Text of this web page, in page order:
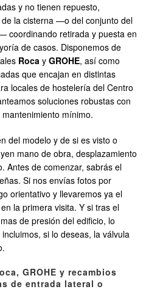
y no tienen repuesto,
la cisterna —o del conjunto del
coordinando retirada y puesta en
de casos. Disponemos de
Roca y GROHE, así como
que encajan en distintas
locales de hostelería del Centro
soluciones robustas con
mantenimiento mínimo.
del modelo y de si es visto o
mano de obra, desplazamiento
Antes de comenzar, sabrás el
Si nos envías fotos por
orientativo y llevaremos ya el
la primera visita. Y si tras el
de presión del edificio, lo
si lo deseas, la válvula
GROHE y recambios
de entrada lateral o